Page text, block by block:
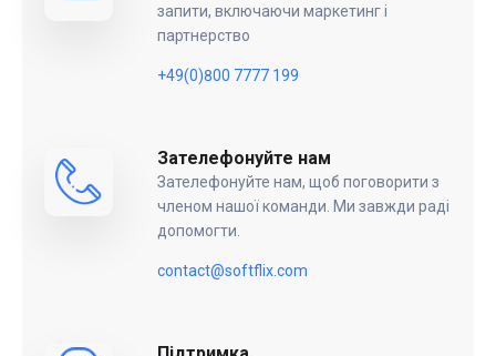
запити, включаючи маркетинг і
партнерство
+49(0)800 7777 199
Зателефонуйте нам
Зателефонуйте нам, щоб поговорити з
членом нашої команди. Ми завжди раді
допомогти.
contact@softflix.com